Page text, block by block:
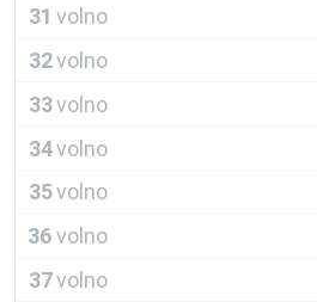
31 volno
32volno
33volno
34volno
35volno
36volno
37volno